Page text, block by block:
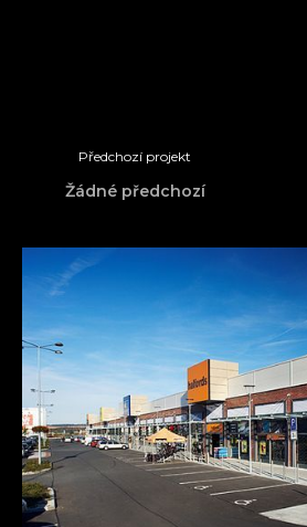
Předchozí projekt
Žádné předchozí